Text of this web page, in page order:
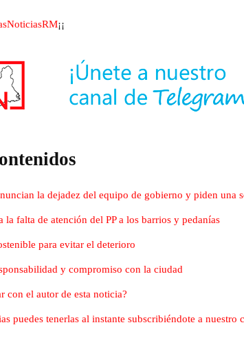
¡¡
la dejadez del equipo de gobierno y piden
la falta de atención del PP a los barrios y pedanías
para evitar el deterioro
y compromiso con la ciudad
con el autor de esta noticia?
puedes tenerlas al instante subscribiéndote a nuestro